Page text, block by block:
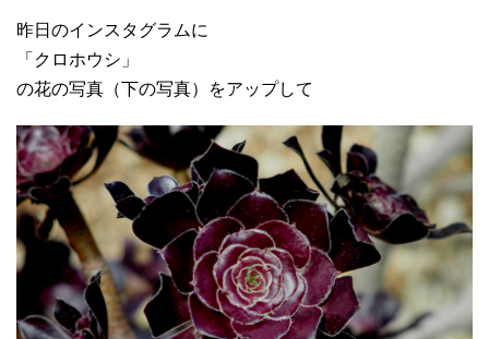
昨日のインスタグラムに
「クロホウシ」
の花の写真（下の写真）をアップして